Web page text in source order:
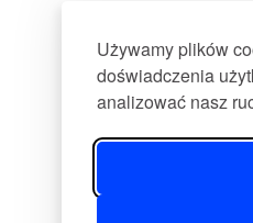
Używamy plików
doświadczenia
analizować nasz